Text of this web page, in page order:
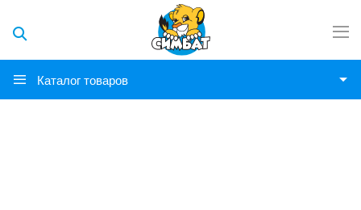
Каталог товаров